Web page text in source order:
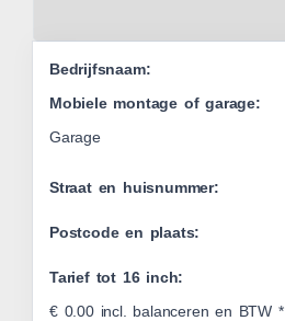
Bedrijfsnaam:
Mobiele montage of garage:
Garage
Straat en huisnummer:
Postcode en plaats:
Tarief tot 16 inch:
€ 0.00 incl. balanceren en BTW *